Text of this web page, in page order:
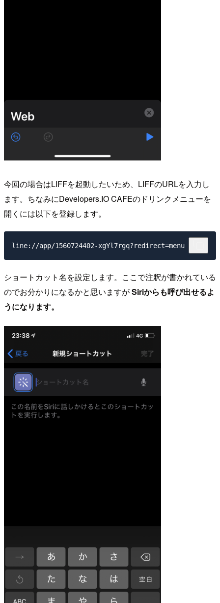
今回の場合はLIFFを起動したいため、LIFFのURLを入力し
ます。ちなみにDevelopers.IO CAFEのドリンクメニューを
開くには以下を登録します。
ショートカット名を設定します。ここで注釈が書かれている
のでお分かりになるかと思いますがSiriからも呼び出せるよ
うになります。